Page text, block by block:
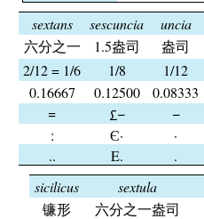
sextans
六分之一
2/12 = 1/6
0.16667
𐆐
:
..
sescuncia
1.5盎司
1/8
0.12500
𐆒𐆑
Є·
E.
uncia
盎司
1/12
0.08333
𐆑
·
.
sicilicus
镰形
sextula
六分之一盎司